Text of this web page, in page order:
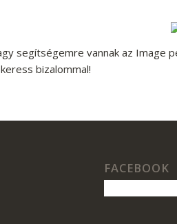
segítségemre vannak az Image
bizalommal!
FACEBOOK